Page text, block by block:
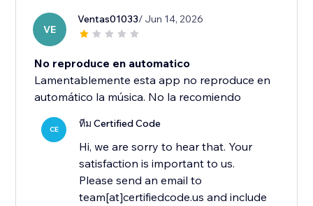
VE
Ventas01033/ Jun 14, 2026
No reproduce en automatico
Lamentablemente esta app no reproduce en
automático la música. No la recomiendo
CE ทีม Certified Code
Hi, we are sorry to hear that. Your
satisfaction is important to us.
Please send an email to
team[at]certifiedcode.us and include